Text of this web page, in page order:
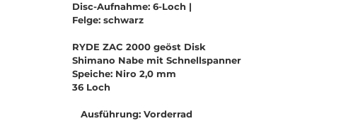
Disc-Aufnahme: 6-Loch |
Felge: schwarz
RYDE ZAC 2000 geöst Disk
Shimano Nabe mit Schnellspanner
Speiche: Niro 2,0 mm
36 Loch
Ausführung: Vorderrad